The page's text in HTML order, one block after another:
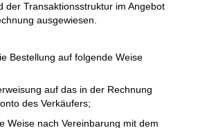
der Transaktionsstruktur im Angebot
ausgewiesen.
Bestellung auf folgende Weise
auf das in der Rechnung
des Verkäufers;
Weise nach Vereinbarung mit dem